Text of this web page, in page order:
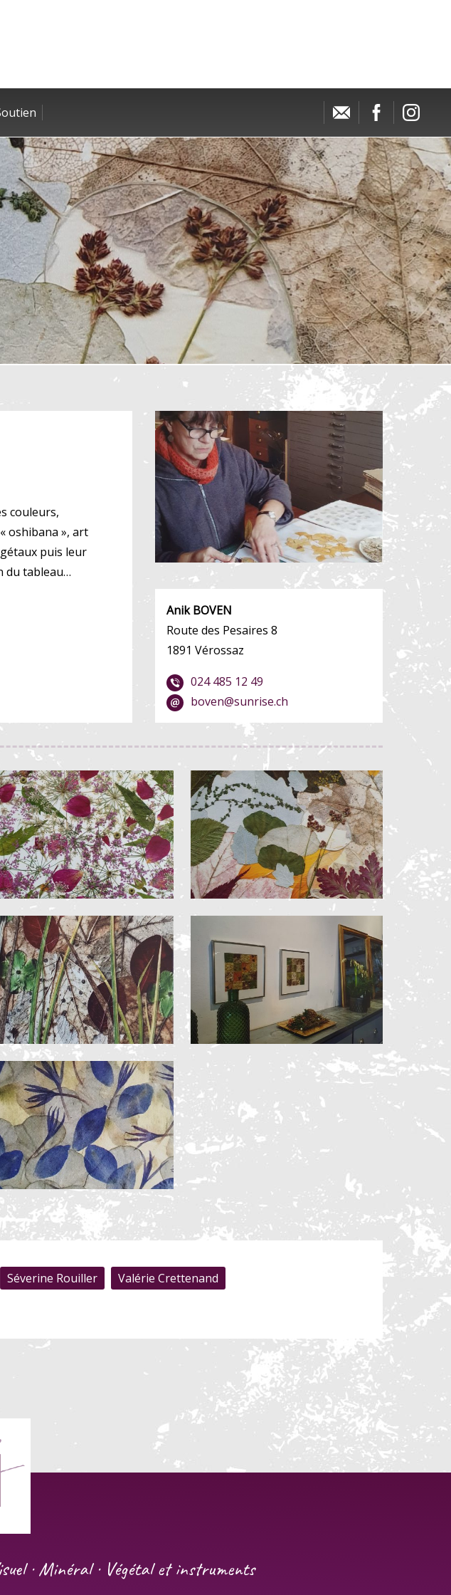
couleurs,
oshibana », art
puis leur
du tableau…
Anik BOVEN
Route des Pesaires 8
1891 Vérossaz
024 485 12 49
boven@sunrise.ch
Séverine Rouiller
Valérie Crettenand
· Minéral · Végétal et instruments